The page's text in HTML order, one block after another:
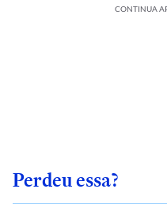
CONTINUA
Perdeu essa?